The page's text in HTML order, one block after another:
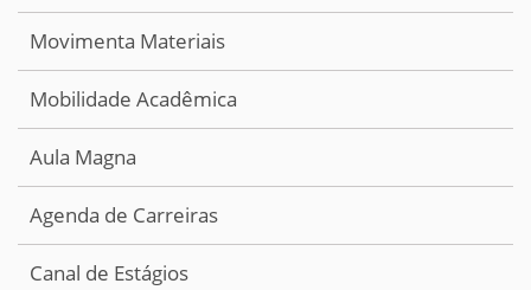
Movimenta Materiais
Mobilidade Acadêmica
Aula Magna
Agenda de Carreiras
Canal de Estágios